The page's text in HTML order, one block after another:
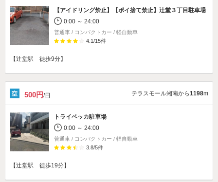
【アイドリング禁止】【ポイ捨て禁止】 辻堂３丁目駐車場
0:00 ～ 24:00
普通車 / コンパクトカー / 軽自動車
4.1/15件
【辻堂駅 徒歩9分】
500円/日 テラスモール湘南から1198m
トライベッカ駐車場
0:00 ～ 24:00
普通車 / コンパクトカー / 軽自動車
3.8/5件
【辻堂駅 徒歩19分】